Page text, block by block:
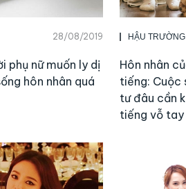
28/08/2019
phụ nữ muốn ly dị
hôn nhân quá
HẬU TRƯỜNG
Hôn nhân
tiếng: Cuộc
tư đâu cần
tiếng vỗ tay